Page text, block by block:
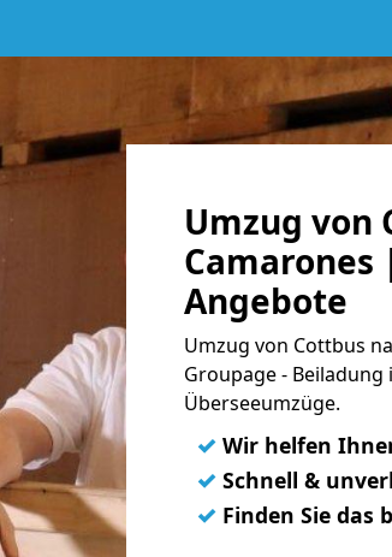
Umzug von
Camarones
Angebote
Umzug von Cottbus
Groupage -
Überseeumzüge.
✓ Wir helfen
✓ Schnell &
✓ Finden Sie das